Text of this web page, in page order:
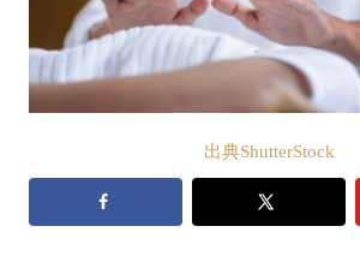
出典ShutterStock